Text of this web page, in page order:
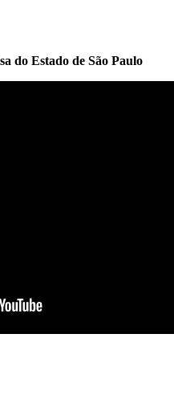
do Estado de São Paulo